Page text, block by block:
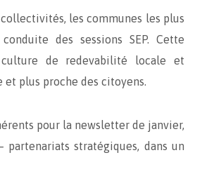
les communes les plus
des sessions SEP. Cette
culture de redevabilité locale et
et plus proche des citoyens.
pour la newsletter de janvier,
stratégiques, dans un